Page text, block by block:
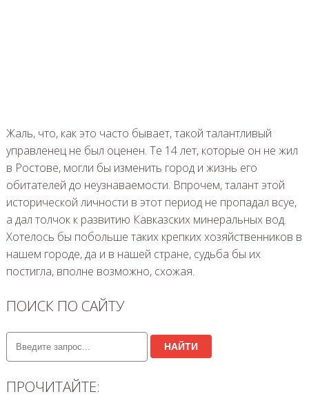
Жаль, что, как это часто бывает, такой талантливый
управленец не был оценен. Те 14 лет, которые он не жил
в Ростове, могли бы изменить город и жизнь его
обитателей до неузнаваемости. Впрочем, талант этой
исторической личности в этот период не пропадал всуе,
а дал толчок к развитию Кавказских минеральных вод.
Хотелось бы побольше таких крепких хозяйственников в
нашем городе, да и в нашей стране, судьба бы их
постигла, вполне возможно, схожая.
ПОИСК ПО САЙТУ
НАЙТИ
ПРОЧИТАЙТЕ: